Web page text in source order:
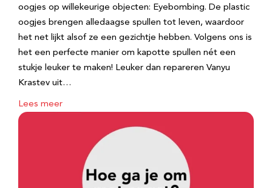
oogjes op willekeurige objecten: Eyebombing. De plastic
oogjes brengen alledaagse spullen tot leven, waardoor
het net lijkt alsof ze een gezichtje hebben. Volgens ons is
het een perfecte manier om kapotte spullen nét een
stukje leuker te maken! Leuker dan repareren Vanyu
Krastev uit…
Lees meer